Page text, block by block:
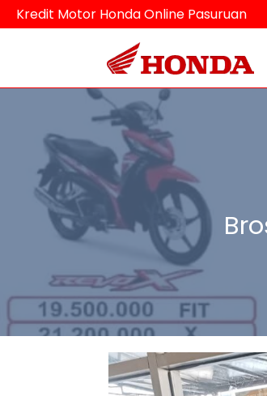
Kredit Motor Honda Online Pasuruan